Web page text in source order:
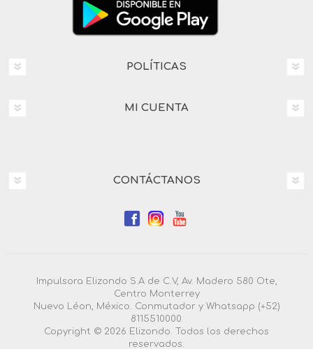
POLÍTICAS
MI CUENTA
CONTÁCTANOS
Impulsora Elizondo S.A de C.V, Av. Madero 580 Ote,
Centro Monterrey
Nuevo Léon, México. Conmutador y Whatsapp (+52)
8115510000.
Copyright © 2026 Elizondo. Todos los derechos
reservados.